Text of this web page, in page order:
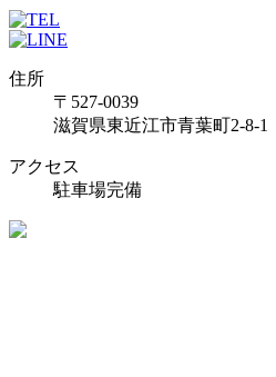
住所
〒527-0039
滋賀県東近江市青葉町2-8-1
アクセス
駐車場完備